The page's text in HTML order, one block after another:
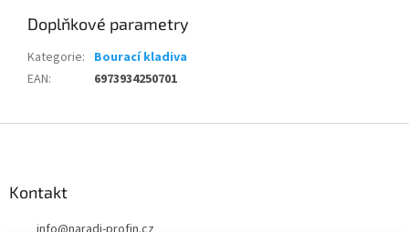
Doplňkové parametry
Kategorie: Bourací kladiva
EAN: 6973934250701
Kontakt